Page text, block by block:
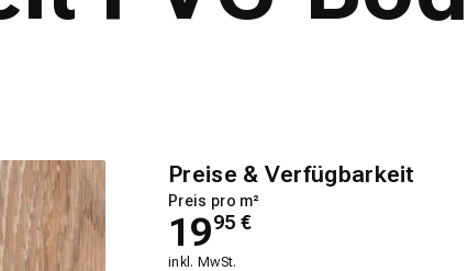
Preise & Verfügbarkeit
Preis pro m²
1995 €
inkl. MwSt.